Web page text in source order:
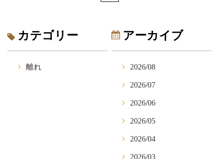
カテゴリー
離れ
アーカイブ
2026/08
2026/07
2026/06
2026/05
2026/04
2026/03